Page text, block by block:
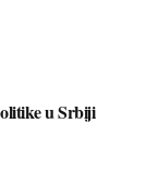
u Srbiji